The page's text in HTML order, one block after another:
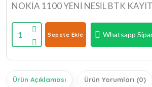
NOKİA 1100 YENİ NESİL BTK
1 Sepete Ekle Whatsapp
Ürün Açıklaması Ürün Yorumları (0)